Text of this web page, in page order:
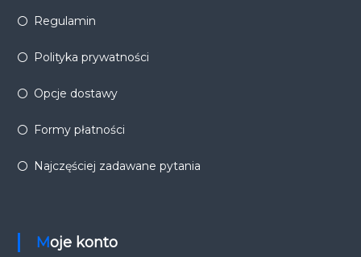
Regulamin
Polityka prywatności
Opcje dostawy
Formy płatności
Najczęściej zadawane pytania
Moje konto